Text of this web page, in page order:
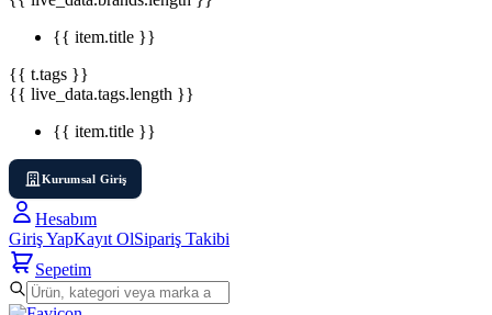
{{ item.title }}
{{ t.tags }}
{{ live_data.tags.length }}
{{ item.title }}
Kurumsal Giriş
Hesabım
Giriş YapKayıt OlSipariş Takibi
Sepetim